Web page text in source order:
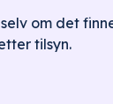
om det
tilsyn.